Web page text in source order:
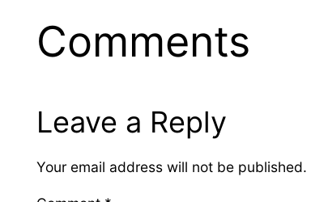
Comments
Leave a Reply
Your email address will not be published.